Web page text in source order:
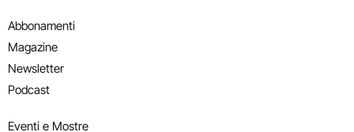
Abbonamenti
Magazine
Newsletter
Podcast
Eventi e Mostre